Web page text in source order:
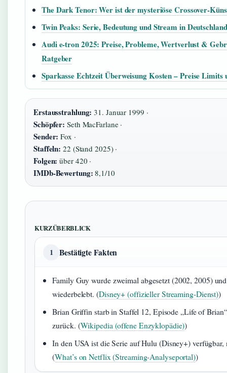
The Dark Tenor: Wer ist der mysteriöse Crossover-
Twin Peaks: Serie, Bedeutung und Stream in Deutschland
Audi e-tron 2025: Preise, Probleme, Wertverlust &
Ratgeber
Sparkasse Echtzeit Überweisung Kosten – Preise Limits
Erstausstrahlung: 31. Januar 1999 ·
Schöpfer: Seth MacFarlane ·
Sender: Fox ·
Staffeln: 22 (Stand 2025) ·
Folgen: über 420 ·
IMDb-Bewertung: 8,1/10
KURZÜBERBLICK
1 Bestätigte Fakten
Family Guy wurde zweimal abgesetzt (2002, 2005)
wiederbelebt. (Disney+ (offizieller Streaming-Dienst))
Brian Griffin starb in Staffel 12, Episode „Life of
zurück. (Wikipedia (offene Enzyklopädie))
In den USA ist die Serie auf Hulu (Disney+)
(What’s on Netflix (Streaming-Analyseportal))